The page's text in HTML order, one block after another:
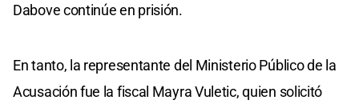
Dabove continúe en prisión.
En tanto, la representante del Ministerio Público de la
Acusación fue la fiscal Mayra Vuletic, quien solicitó